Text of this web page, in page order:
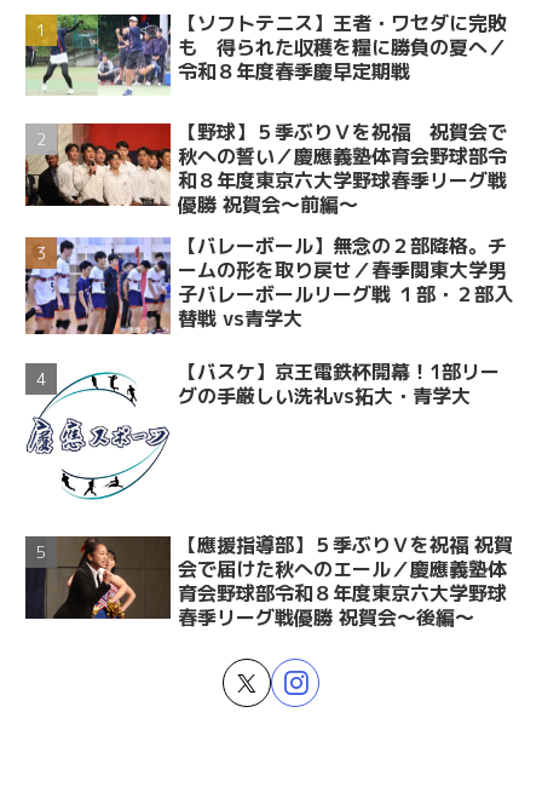
【ソフトテニス】王者・ワセダに完敗
も 得られた収穫を糧に勝負の夏へ／
令和８年度春季慶早定期戦
【野球】５季ぶりＶを祝福 祝賀会で
秋への誓い／慶應義塾体育会野球部令
和８年度東京六大学野球春季リーグ戦
優勝 祝賀会～前編～
【バレーボール】無念の２部降格。チ
ームの形を取り戻せ／春季関東大学男
子バレーボールリーグ戦 １部・２部入
替戦 vs青学大
【バスケ】京王電鉄杯開幕！1部リー
グの手厳しい洗礼vs拓大・青学大
【應援指導部】５季ぶりＶを祝福 祝賀
会で届けた秋へのエール／慶應義塾体
育会野球部令和８年度東京六大学野球
春季リーグ戦優勝 祝賀会～後編～